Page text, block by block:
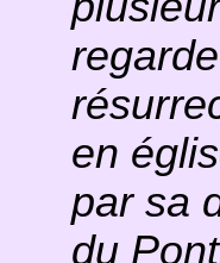
en
par sa
du